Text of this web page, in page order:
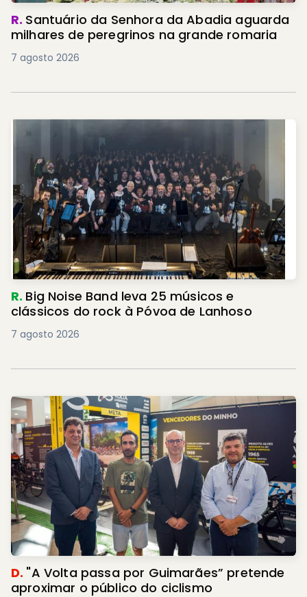
R. Santuário da Senhora da Abadia aguarda
milhares de peregrinos na grande romaria
7 agosto 2026
R. Big Noise Band leva 25 músicos e
clássicos do rock à Póvoa de Lanhoso
7 agosto 2026
D. "A Volta passa por Guimarães” pretende
aproximar o público do ciclismo